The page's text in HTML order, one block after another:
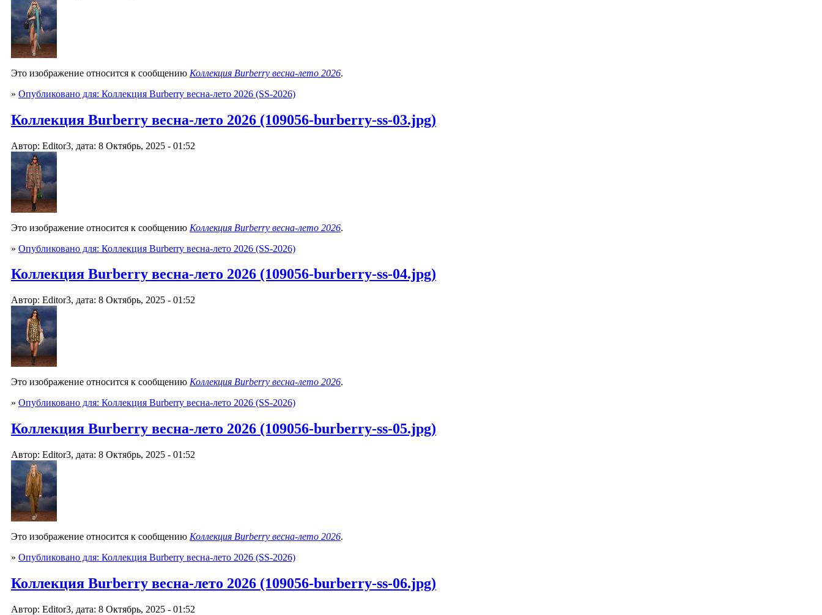
Это изображение относится к сообщению Коллекция Burberry весна-лето 2026.
» Опубликовано для: Коллекция Burberry весна-лето 2026 (SS-2026)
Коллекция Burberry весна-лето 2026 (109056-burberry-ss-03.jpg)
Автор: Editor3, дата: 8 Октябрь, 2025 - 01:52
Это изображение относится к сообщению Коллекция Burberry весна-лето 2026.
» Опубликовано для: Коллекция Burberry весна-лето 2026 (SS-2026)
Коллекция Burberry весна-лето 2026 (109056-burberry-ss-04.jpg)
Автор: Editor3, дата: 8 Октябрь, 2025 - 01:52
Это изображение относится к сообщению Коллекция Burberry весна-лето 2026.
» Опубликовано для: Коллекция Burberry весна-лето 2026 (SS-2026)
Коллекция Burberry весна-лето 2026 (109056-burberry-ss-05.jpg)
Автор: Editor3, дата: 8 Октябрь, 2025 - 01:52
Это изображение относится к сообщению Коллекция Burberry весна-лето 2026.
» Опубликовано для: Коллекция Burberry весна-лето 2026 (SS-2026)
Коллекция Burberry весна-лето 2026 (109056-burberry-ss-06.jpg)
Автор: Editor3, дата: 8 Октябрь, 2025 - 01:52